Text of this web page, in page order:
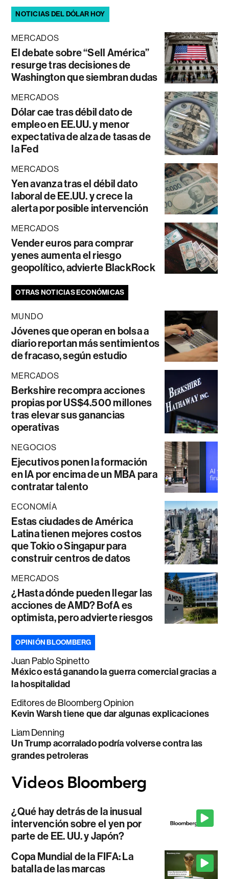
NOTICIAS DEL DÓLAR HOY
MERCADOS
El debate sobre “Sell América”
resurge tras decisiones de
Washington que siembran dudas
MERCADOS
Dólar cae tras débil dato de
empleo en EE.UU. y menor
expectativa de alza de tasas de
la Fed
MERCADOS
Yen avanza tras el débil dato
laboral de EE.UU. y crece la
alerta por posible intervención
MERCADOS
Vender euros para comprar
yenes aumenta el riesgo
geopolítico, advierte BlackRock
OTRAS NOTICIAS ECONÓMICAS
MUNDO
Jóvenes que operan en bolsa a
diario reportan más sentimientos
de fracaso, según estudio
MERCADOS
Berkshire recompra acciones
propias por US$4.500 millones
tras elevar sus ganancias
operativas
NEGOCIOS
Ejecutivos ponen la formación
en IA por encima de un MBA para
contratar talento
ECONOMÍA
Estas ciudades de América
Latina tienen mejores costos
que Tokio o Singapur para
construir centros de datos
MERCADOS
¿Hasta dónde pueden llegar las
acciones de AMD? BofA es
optimista, pero advierte riesgos
OPINIÓN BLOOMBERG
Juan Pablo Spinetto
México está ganando la guerra comercial gracias a
la hospitalidad
Editores de Bloomberg Opinion
Kevin Warsh tiene que dar algunas explicaciones
Liam Denning
Un Trump acorralado podría volverse contra las
grandes petroleras
¿Qué hay detrás de la inusual
intervención sobre el yen por
parte de EE. UU. y Japón?
Copa Mundial de la FIFA: La
batalla de las marcas